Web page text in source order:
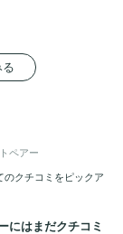
ペアー
クチコミをピックア
はまだクチコミ